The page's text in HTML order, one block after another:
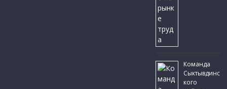
Команда
Сыктывдинс
кого